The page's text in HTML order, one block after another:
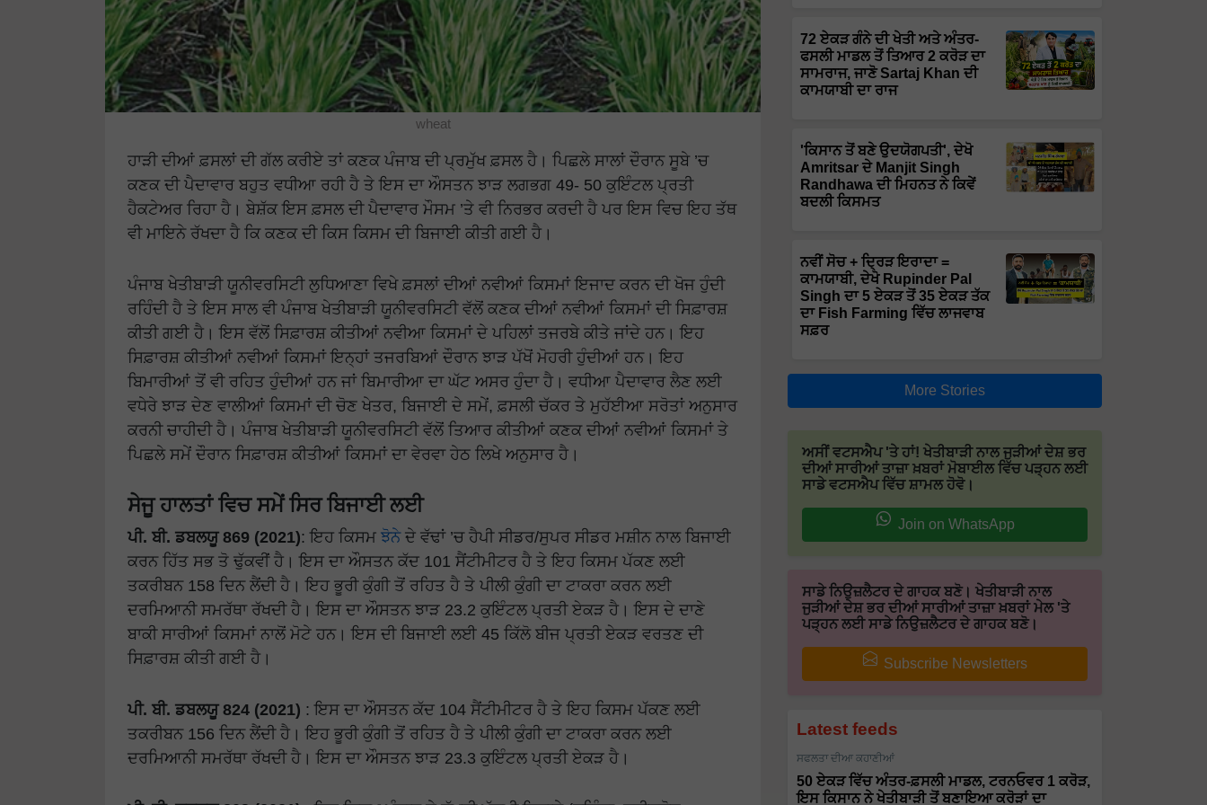
wheat
ਹਾੜੀ ਦੀਆਂ ਫ਼ਸਲਾਂ ਦੀ ਗੱਲ ਕਰੀਏ ਤਾਂ ਕਣਕ ਪੰਜਾਬ ਦੀ ਪ੍ਰਮੁੱਖ ਫ਼ਸਲ ਹੈ। ਪਿਛਲੇ ਸਾਲਾਂ ਦੌਰਾਨ ਸੂਬੇ ’ਚ
ਕਣਕ ਦੀ ਪੈਦਾਵਾਰ ਬਹੁਤ ਵਧੀਆ ਰਹੀ ਹੈ ਤੇ ਇਸ ਦਾ ਔਸਤਨ ਝਾੜ ਲਗਭਗ 49- 50 ਕੁਇੰਟਲ ਪ੍ਰਤੀ
ਹੈਕਟੇਅਰ ਰਿਹਾ ਹੈ। ਬੇਸ਼ੱਕ ਇਸ ਫ਼ਸਲ ਦੀ ਪੈਦਾਵਾਰ ਮੌਸਮ ’ਤੇ ਵੀ ਨਿਰਭਰ ਕਰਦੀ ਹੈ ਪਰ ਇਸ ਵਿਚ ਇਹ ਤੱਥ
ਵੀ ਮਾਇਨੇ ਰੱਖਦਾ ਹੈ ਕਿ ਕਣਕ ਦੀ ਕਿਸ ਕਿਸਮ ਦੀ ਬਿਜਾਈ ਕੀਤੀ ਗਈ ਹੈ।
ਪੰਜਾਬ ਖੇਤੀਬਾੜੀ ਯੂਨੀਵਰਸਿਟੀ ਲੁਧਿਆਣਾ ਵਿਖੇ ਫ਼ਸਲਾਂ ਦੀਆਂ ਨਵੀਆਂ ਕਿਸਮਾਂ ਇਜਾਦ ਕਰਨ ਦੀ ਖੋਜ ਹੁੰਦੀ
ਰਹਿੰਦੀ ਹੈ ਤੇ ਇਸ ਸਾਲ ਵੀ ਪੰਜਾਬ ਖੇਤੀਬਾੜੀ ਯੂਨੀਵਰਸਿਟੀ ਵੱਲੋਂ ਕਣਕ ਦੀਆਂ ਨਵੀਆਂ ਕਿਸਮਾਂ ਦੀ ਸਿਫ਼ਾਰਸ਼
ਕੀਤੀ ਗਈ ਹੈ। ਇਸ ਵੱਲੋਂ ਸਿਫ਼ਾਰਸ਼ ਕੀਤੀਆਂ ਨਵੀਆ ਕਿਸਮਾਂ ਦੇ ਪਹਿਲਾਂ ਤਜਰਬੇ ਕੀਤੇ ਜਾਂਦੇ ਹਨ। ਇਹ
ਸਿਫ਼ਾਰਸ਼ ਕੀਤੀਆਂ ਨਵੀਆਂ ਕਿਸਮਾਂ ਇਨ੍ਹਾਂ ਤਜਰਬਿਆਂ ਦੌਰਾਨ ਝਾੜ ਪੱਖੋਂ ਮੋਹਰੀ ਹੁੰਦੀਆਂ ਹਨ। ਇਹ
ਬਿਮਾਰੀਆਂ ਤੋਂ ਵੀ ਰਹਿਤ ਹੁੰਦੀਆਂ ਹਨ ਜਾਂ ਬਿਮਾਰੀਆ ਦਾ ਘੱਟ ਅਸਰ ਹੁੰਦਾ ਹੈ। ਵਧੀਆ ਪੈਦਾਵਾਰ ਲੈਣ ਲਈ
ਵਧੇਰੇ ਝਾੜ ਦੇਣ ਵਾਲੀਆਂ ਕਿਸਮਾਂ ਦੀ ਚੋਣ ਖੇਤਰ, ਬਿਜਾਈ ਦੇ ਸਮੇਂ, ਫ਼ਸਲੀ ਚੱਕਰ ਤੇ ਮੁਹੱਈਆ ਸਰੋਤਾਂ ਅਨੁਸਾਰ
ਕਰਨੀ ਚਾਹੀਦੀ ਹੈ। ਪੰਜਾਬ ਖੇਤੀਬਾੜੀ ਯੂਨੀਵਰਸਿਟੀ ਵੱਲੋਂ ਤਿਆਰ ਕੀਤੀਆਂ ਕਣਕ ਦੀਆਂ ਨਵੀਆਂ ਕਿਸਮਾਂ ਤੇ
ਪਿਛਲੇ ਸਮੇਂ ਦੌਰਾਨ ਸਿਫ਼ਾਰਸ਼ ਕੀਤੀਆਂ ਕਿਸਮਾਂ ਦਾ ਵੇਰਵਾ ਹੇਠ ਲਿਖੇ ਅਨੁਸਾਰ ਹੈ।
ਸੇਜੂ ਹਾਲਤਾਂ ਵਿਚ ਸਮੇਂ ਸਿਰ ਬਿਜਾਈ ਲਈ
ਪੀ. ਬੀ. ਡਬਲਯੂ 869 (2021): ਇਹ ਕਿਸਮ ਝੋਨੇਦੇ ਵੱਢਾਂ ’ਚ ਹੈਪੀ ਸੀਡਰ/ਸੁਪਰ ਸੀਡਰ ਮਸ਼ੀਨ ਨਾਲ ਬਿਜਾਈ
ਕਰਨ ਹਿੱਤ ਸਭ ਤੋ ਢੁੱਕਵੀਂ ਹੈ। ਇਸ ਦਾ ਔਸਤਨ ਕੱਦ 101 ਸੈਂਟੀਮੀਟਰ ਹੈ ਤੇ ਇਹ ਕਿਸਮ ਪੱਕਣ ਲਈ
ਤਕਰੀਬਨ 158 ਦਿਨ ਲੈਂਦੀ ਹੈ। ਇਹ ਭੂਰੀ ਕੁੰਗੀ ਤੋਂ ਰਹਿਤ ਹੈ ਤੇ ਪੀਲੀ ਕੁੰਗੀ ਦਾ ਟਾਕਰਾ ਕਰਨ ਲਈ
ਦਰਮਿਆਨੀ ਸਮਰੱਥਾ ਰੱਖਦੀ ਹੈ। ਇਸ ਦਾ ਔਸਤਨ ਝਾੜ 23.2 ਕੁਇੰਟਲ ਪ੍ਰਤੀ ਏਕੜ ਹੈ। ਇਸ ਦੇ ਦਾਣੇ
ਬਾਕੀ ਸਾਰੀਆਂ ਕਿਸਮਾਂ ਨਾਲੋਂ ਮੋਟੇ ਹਨ। ਇਸ ਦੀ ਬਿਜਾਈ ਲਈ 45 ਕਿੱਲੋ ਬੀਜ ਪ੍ਰਤੀ ਏਕੜ ਵਰਤਣ ਦੀ
ਸਿਫ਼ਾਰਸ਼ ਕੀਤੀ ਗਈ ਹੈ।
ਪੀ. ਬੀ. ਡਬਲਯੂ 824 (2021) : ਇਸ ਦਾ ਔਸਤਨ ਕੱਦ 104 ਸੈਂਟੀਮੀਟਰ ਹੈ ਤੇ ਇਹ ਕਿਸਮ ਪੱਕਣ ਲਈ
ਤਕਰੀਬਨ 156 ਦਿਨ ਲੈਂਦੀ ਹੈ। ਇਹ ਭੂਰੀ ਕੁੰਗੀ ਤੋਂ ਰਹਿਤ ਹੈ ਤੇ ਪੀਲੀ ਕੁੰਗੀ ਦਾ ਟਾਕਰਾ ਕਰਨ ਲਈ
ਦਰਮਿਆਨੀ ਸਮਰੱਥਾ ਰੱਖਦੀ ਹੈ। ਇਸ ਦਾ ਔਸਤਨ ਝਾੜ 23.3 ਕੁਇੰਟਲ ਪ੍ਰਤੀ ਏਕੜ ਹੈ।
72 ਏਕੜ ਗੰਨੇ ਦੀ ਖੇਤੀ ਅਤੇ ਅੰਤਰ-
ਫਸਲੀ ਮਾਡਲ ਤੋਂ ਤਿਆਰ 2 ਕਰੋੜ ਦਾ
ਸਾਮਰਾਜ, ਜਾਣੋ Sartaj Khan ਦੀ
ਕਾਮਯਾਬੀ ਦਾ ਰਾਜ
'ਕਿਸਾਨ ਤੋਂ ਬਣੇ ਉਦਯੋਗਪਤੀ', ਦੇਖੋ
Amritsar ਦੇ Manjit Singh
Randhawa ਦੀ ਮਿਹਨਤ ਨੇ ਕਿਵੇਂ
ਬਦਲੀ ਕਿਸਮਤ
ਨਵੀਂ ਸੋਚ + ਦ੍ਰਿੜ ਇਰਾਦਾ =
ਕਾਮਯਾਬੀ, ਦੇਖੋ Rupinder Pal
Singh ਦਾ 5 ਏਕੜ ਤੋਂ 35 ਏਕੜ ਤੱਕ
ਦਾ Fish Farming ਵਿੱਚ ਲਾਜਵਾਬ
ਸਫ਼ਰ
More Stories
ਅਸੀਂ ਵਟਸਐਪ 'ਤੇ ਹਾਂ! ਖੇਤੀਬਾੜੀ ਨਾਲ ਜੁੜੀਆਂ ਦੇਸ਼ ਭਰ
ਦੀਆਂ ਸਾਰੀਆਂ ਤਾਜ਼ਾ ਖ਼ਬਰਾਂ ਮੋਬਾਈਲ ਵਿੱਚ ਪੜ੍ਹਨ ਲਈ
ਸਾਡੇ ਵਟਸਐਪ ਵਿੱਚ ਸ਼ਾਮਲ ਹੋਵੋ।
Join on WhatsApp
ਸਾਡੇ ਨਿਉਜ਼ਲੈਟਰ ਦੇ ਗਾਹਕ ਬਣੋ। ਖੇਤੀਬਾੜੀ ਨਾਲ
ਜੁੜੀਆਂ ਦੇਸ਼ ਭਰ ਦੀਆਂ ਸਾਰੀਆਂ ਤਾਜ਼ਾ ਖ਼ਬਰਾਂ ਮੇਲ 'ਤੇ
ਪੜ੍ਹਨ ਲਈ ਸਾਡੇ ਨਿਉਜ਼ਲੈਟਰ ਦੇ ਗਾਹਕ ਬਣੋ।
Subscribe Newsletters
Latest feeds
ਸਫਲਤਾ ਦੀਆ ਕਹਾਣੀਆਂ
50 ਏਕੜ ਵਿੱਚ ਅੰਤਰ-ਫ਼ਸਲੀ ਮਾਡਲ, ਟਰਨਓਵਰ 1 ਕਰੋੜ,
ਇਸ ਕਿਸਾਨ ਨੇ ਖੇਤੀਬਾੜੀ ਤੋਂ ਬਣਾਇਆ ਕਰੋੜਾਂ ਦਾ